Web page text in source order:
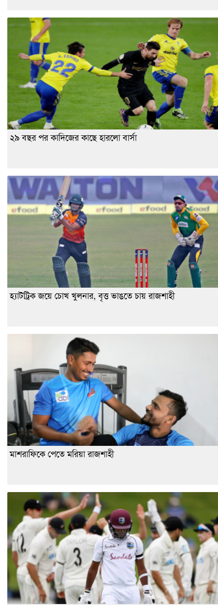
২৯ বছর পর কাদিজের কাছে হারলো বার্সা
হ্যাটট্রিক জয়ে চোখ খুলনার, বৃত্ত ভাঙতে চায় রাজশাহী
মাশরাফিকে পেতে মরিয়া রাজশাহী